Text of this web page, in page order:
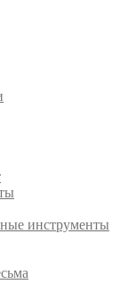
инструменты